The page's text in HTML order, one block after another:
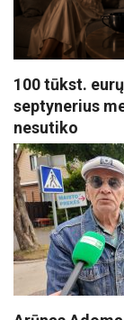
100 tūkst.
septynerius
nesutiko